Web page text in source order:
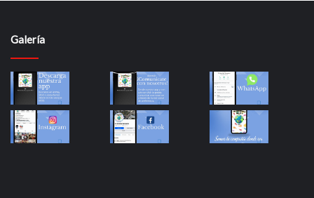
Galería